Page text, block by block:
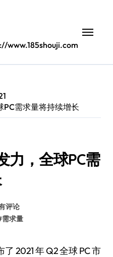
www.185shouji.com
PC需求量将持续增长
力，全球PC需
评论
需求量